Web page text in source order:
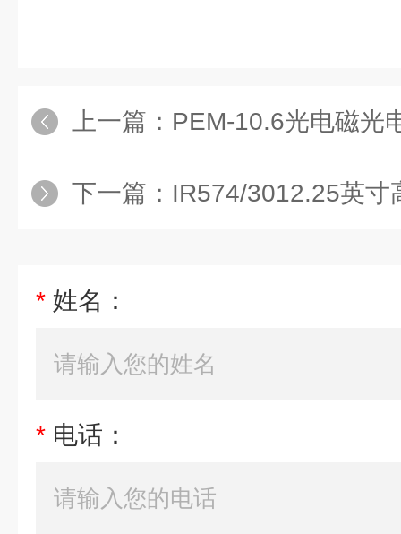
上一篇： PEM-10.6光电磁光
下一篇： IR574/3012.25英寸
* 姓名：
* 电话：